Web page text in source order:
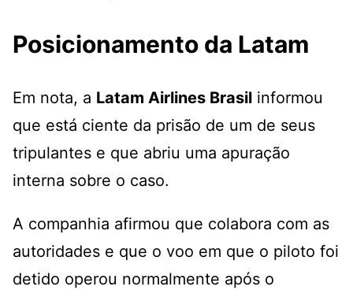
Posicionamento da Latam
Em nota, a Latam Airlines Brasil informou
que está ciente da prisão de um de seus
tripulantes e que abriu uma apuração
interna sobre o caso.
A companhia afirmou que colabora com as
autoridades e que o voo em que o piloto foi
detido operou normalmente após o